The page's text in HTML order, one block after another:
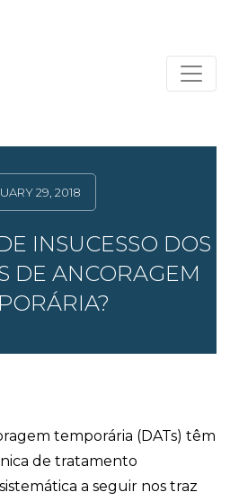
29, 2018
INSUCESSO DOS
DE ANCORAGEM
temporária (DATs) têm
de tratamento
a seguir nos traz